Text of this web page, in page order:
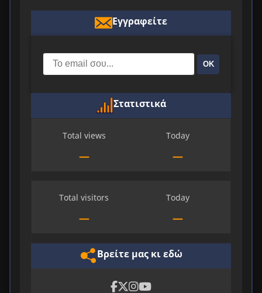
Εγγραφείτε
ΟΚ
Στατιστικά
Total views
—
Today
—
Total visitors
—
Today
—
Βρείτε μας κι εδώ